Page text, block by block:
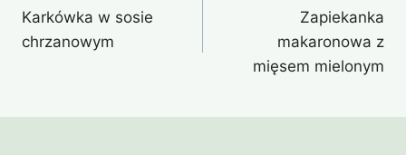
wpisu
Karkówka w sosie
chrzanowym
Zapiekanka
makaronowa z
mięsem mielonym